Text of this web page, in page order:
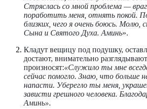
Стряслась со мной проблема —
поработить меня, отнять покой.
близких, чего я очень боюсь. Молю,
Сына и Святого Духа. Аминь».
Кладут вещицу под подушку,
достают, внимательно
произносят:«Служило ты мне
сейчас помогло. Знаю, что больше
напасти. Уберегло ты меня,
зависти грешного человека.
Аминь».